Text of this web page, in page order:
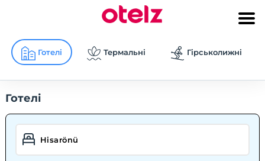
Готелі Термальні Гірськолижні
Готелі